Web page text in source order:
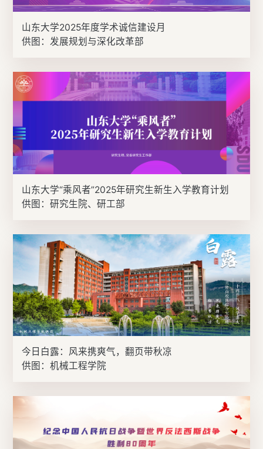
山东大学2025年度学术诚信建设月
供图：发展规划与深化改革部
山东大学“乘风者”2025年研究生新生入学教育计划
供图：研究生院、研工部
今日白露：风来携爽气，翻页带秋凉
供图：机械工程学院